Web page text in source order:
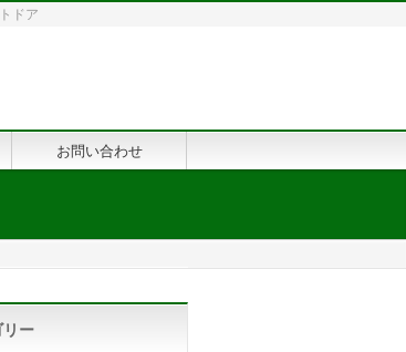
ドア
お問い合わせ
リー